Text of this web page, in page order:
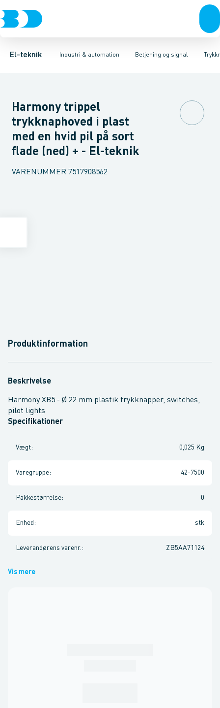
El-teknik Industri & automation
Afbrydere, stikkontakter & lampeudtagForgreningsmateriel
Betjening og signal
Industristiksystemer Frekvensomformere og softstartere
TrykknaphovedLystårn element, optiskTilslutningsmodul
Harmony trippel
trykknaphoved i plast
med en hvid pil på sort
flade (ned) + - El-teknik
VARENUMMER 7517908562
Produktinformation
Beskrivelse
Harmony XB5 - Ø 22 mm plastik trykknapper, switches,
pilot lights
Specifikationer
Vægt: 0,025 Kg
Varegruppe: 42-7500
Pakkestørrelse: 0
Enhed : stk
Leverandørens varenr. : ZB5AA71124
Vis mere